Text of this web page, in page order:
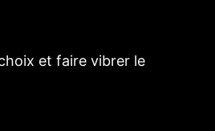
et faire vibrer le